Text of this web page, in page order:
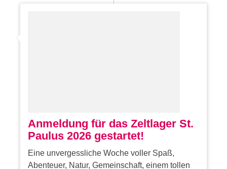
Anmeldung für das Zeltlager St.
Paulus 2026 gestartet!
Eine unvergessliche Woche voller Spaß,
Abenteuer, Natur, Gemeinschaft, einem tollen